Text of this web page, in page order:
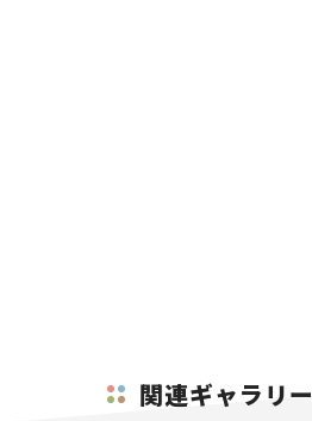
関連ギャラリー